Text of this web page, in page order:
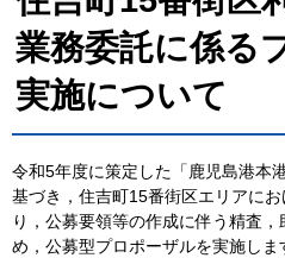
業務委託に係る
実施について
令和5年度に策定した「鹿児島港本
基づき，住吉町15番街区エリアに
り，公募要領等の作成に伴う精査
め，公募型プロポーザルを実施しま